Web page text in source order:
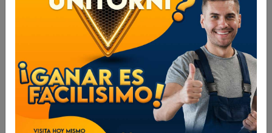
EXTRACTOR MOTO DESPINADOR
CADENA FORCE 9Y0132
DESCRIPCIÓN
EXTRACTOR MOTO DESPINADOR CADENA FORCE
9Y0132
SKU...59720070